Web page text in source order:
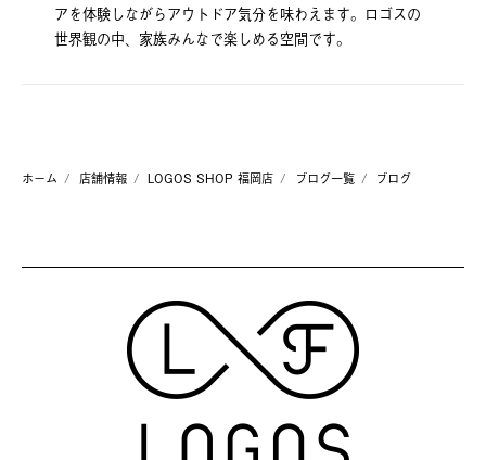
アを体験しながらアウトドア気分を味わえます。ロゴスの
世界観の中、家族みんなで楽しめる空間です。
ホーム 店舗情報 LOGOS SHOP 福岡店 ブログ一覧 ブログ